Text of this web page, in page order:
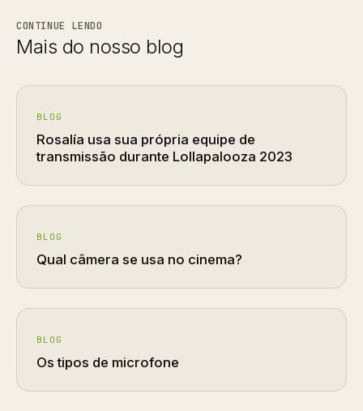
CONTINUE LENDO
Mais do nosso blog
BLOG
Rosalía usa sua própria equipe de
transmissão durante Lollapalooza 2023
BLOG
Qual câmera se usa no cinema?
BLOG
Os tipos de microfone